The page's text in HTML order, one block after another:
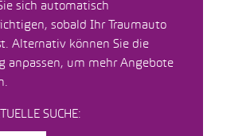
sich automatisch
sobald Ihr Traumauto
Alternativ können Sie die
anpassen, um mehr Angebote
SUCHE: